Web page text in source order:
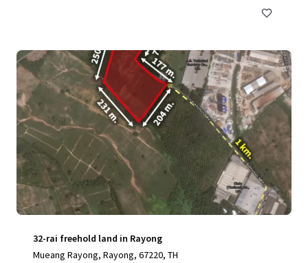
32-rai freehold land in Rayong
Mueang Rayong, Rayong, 67220, TH